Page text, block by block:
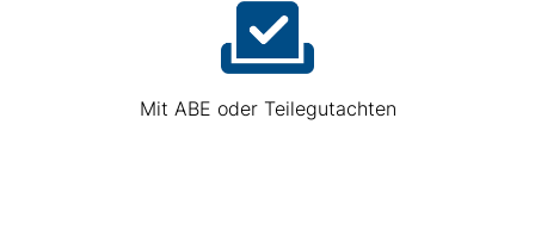
Mit ABE oder Teilegutachten